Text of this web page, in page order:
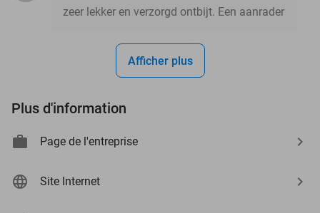
zeer lekker en verzorgd ontbijt. Een aanrader
Afficher plus
Plus d'information
Page de l'entreprise
Site Internet